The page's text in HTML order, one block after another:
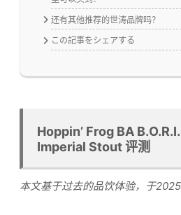
还有其他推荐的世涛品牌吗？
この記事をシェアする
Hoppin’ Frog BA
Imperial Stout 评测
本文基于过去的品饮体验，于2025